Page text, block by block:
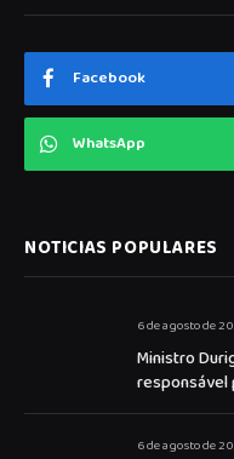
Facebook
WhatsApp
NOTICIAS POPULARES
6 de agosto de
Ministro
responsável
6 de agosto de